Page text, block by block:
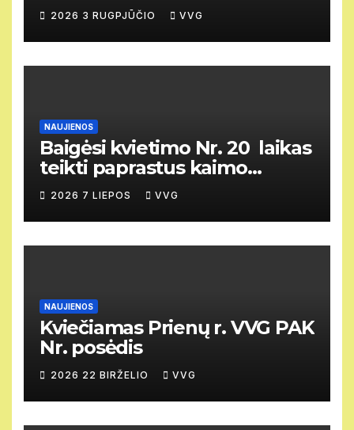
susirinkimas
2026 3 RUGPJŪČIO VVG
NAUJIENOS
Baigėsi kvietimo Nr. 20 laikas
teikti paprastus kaimo
vietovių vietos projektus
2026 7 LIEPOS VVG
NAUJIENOS
Kviečiamas Prienų r. VVG PAK
Nr. posėdis
2026 22 BIRŽELIO VVG